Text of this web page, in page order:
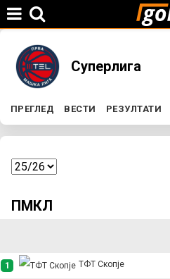
You
here
Суперлига
P
r
a
ПРЕГЛЕД ВЕСТИ РЕЗУЛТАТИ
ПМКЛ
1 ТФТ Скопје